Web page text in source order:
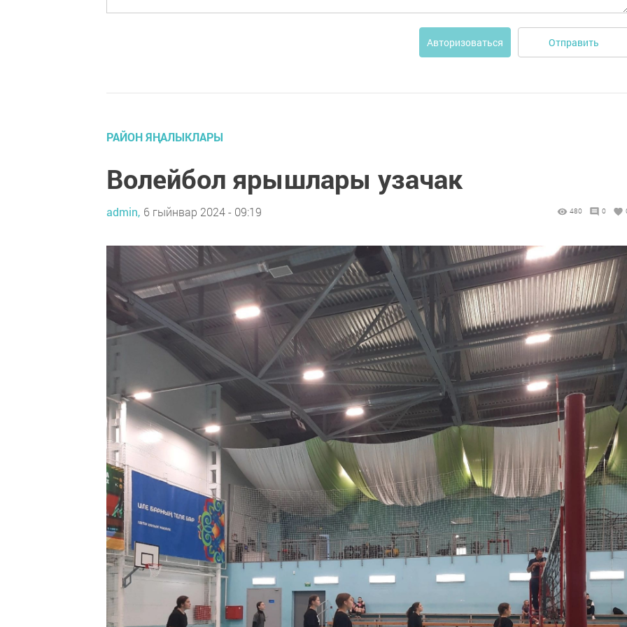
Авторизоваться Отправить
РАЙОН ЯҢАЛЫКЛАРЫ
Волейбол ярышлары узачак
admin, 6 гыйнвар 2024 - 09:19 480 0